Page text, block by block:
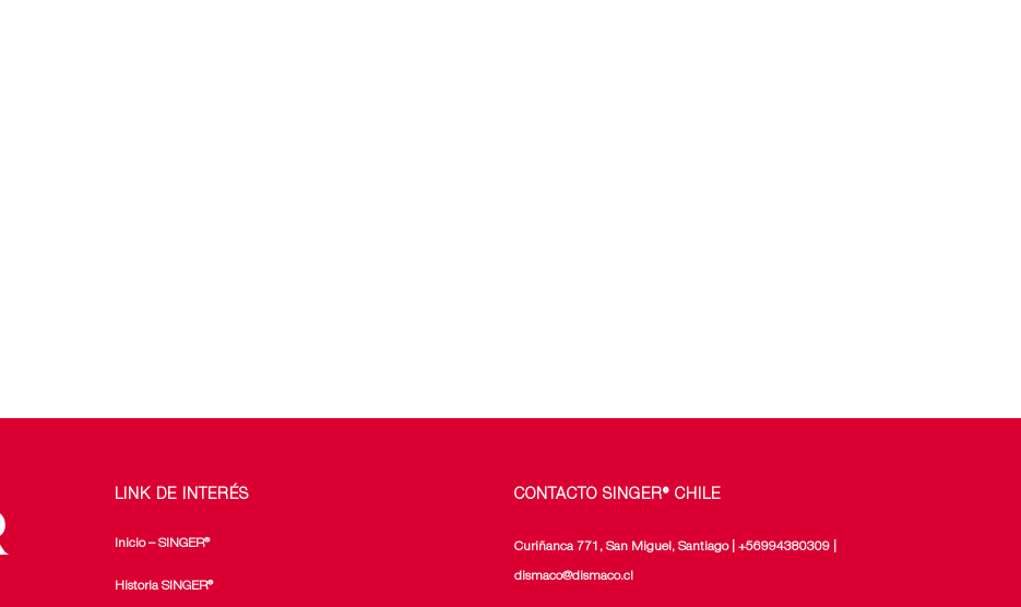
LINK DE INTERÉS
Inicio – SINGER®
Historia SINGER®
CONTACTO SINGER® CHILE
Curiñanca 771, San Miguel, Santiago | +56994380309 |
dismaco@dismaco.cl